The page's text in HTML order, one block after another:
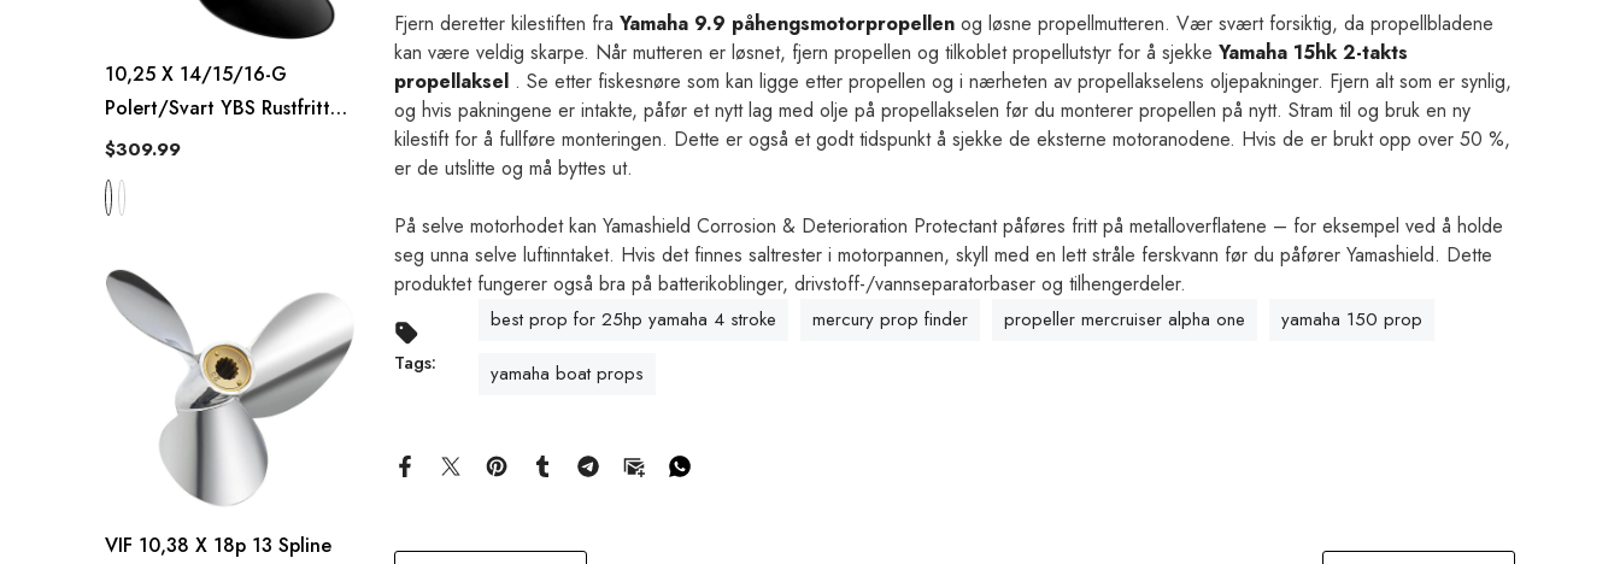
10,25 X 14/15/16-G
Polert/svart YBS Rustfritt
Stål Utenbordspropell Til
Båt
$309.99
VIF 10,38 X 18p 13 Spline
Fjern deretter kilestiften fra Yamaha 9.9 påhengsmotorpropellen og løsne propellmutteren. Vær svært forsiktig, da propellbladene
kan være veldig skarpe. Når mutteren er løsnet, fjern propellen og tilkoblet propellutstyr for å sjekke Yamaha 15hk 2-takts
propellaksel . Se etter fiskesnøre som kan ligge etter propellen og i nærheten av propellakselens oljepakninger. Fjern alt som er synlig,
og hvis pakningene er intakte, påfør et nytt lag med olje på propellakselen før du monterer propellen på nytt. Stram til og bruk en ny
kilestift for å fullføre monteringen. Dette er også et godt tidspunkt å sjekke de eksterne motoranodene. Hvis de er brukt opp over 50 %,
er de utslitte og må byttes ut.
På selve motorhodet kan Yamashield Corrosion & Deterioration Protectant påføres fritt på metalloverflatene – for eksempel ved å holde
seg unna selve luftinntaket. Hvis det finnes saltrester i motorpannen, skyll med en lett stråle ferskvann før du påfører Yamashield. Dette
produktet fungerer også bra på batterikoblinger, drivstoff-/vannseparatorbaser og tilhengerdeler.
Tags:
best prop for 25hp yamaha 4 stroke mercury prop finder propeller mercruiser alpha one yamaha 150 prop
yamaha boat props